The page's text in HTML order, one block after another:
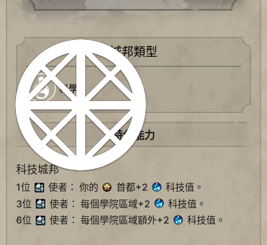
城邦類型
科學
特色能力
科技城邦
1位 使者： 你的 首都+2
科技值。
3位
使者： 每個學院區域+2
科技值。
6位
使者： 每個學院區域額外+2 科技值。